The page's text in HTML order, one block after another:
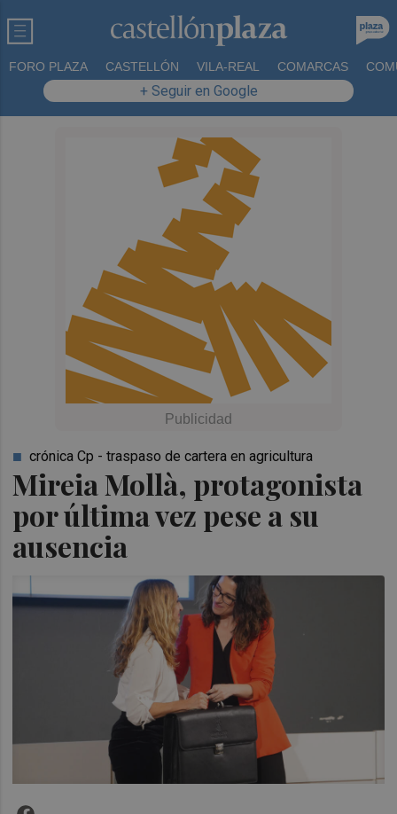
FORO PLAZA CASTELLÓN VILA-REAL COMARCAS
+ Seguir en Google
Mireia Mollà, protagonista
por última vez pese a su
ausencia
crónica Cp - traspaso de cartera en agricultura